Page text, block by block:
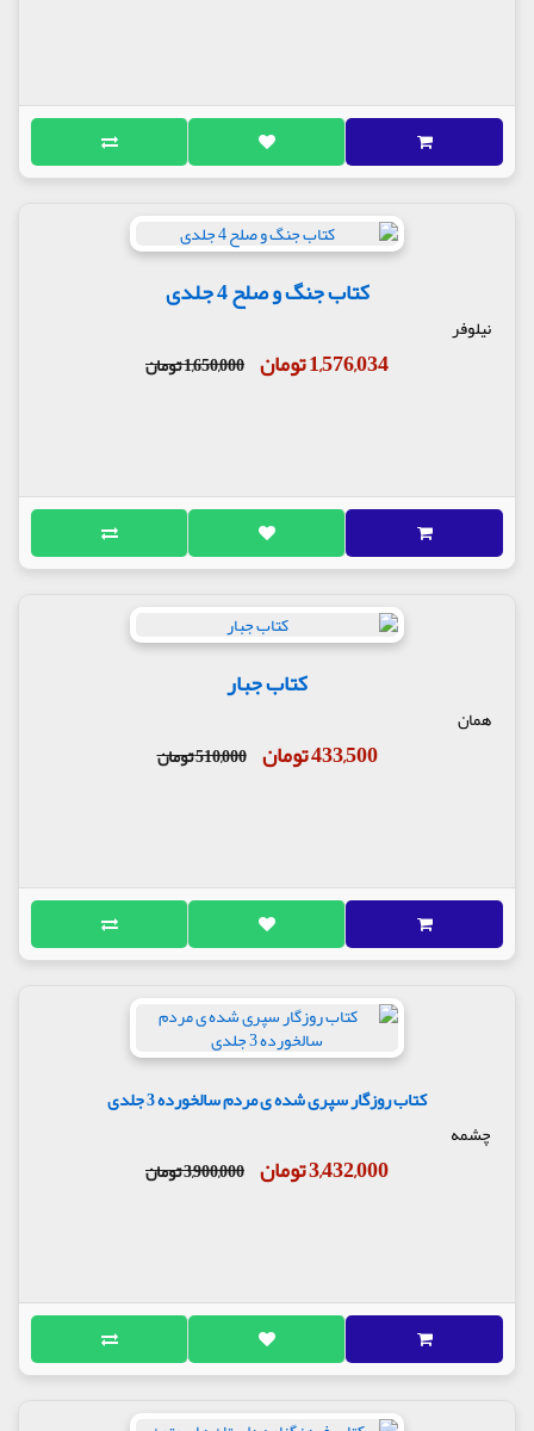
کتاب جنگ و صلح 4 جلدی
نیلوفر
1,576,034 تومان 1,650,000 تومان
کتاب جبار
همان
433,500 تومان 510,000 تومان
کتاب روزگار سپری شده ی مردم سالخورده 3 جلدی
چشمه
3,432,000 تومان 3,900,000 تومان